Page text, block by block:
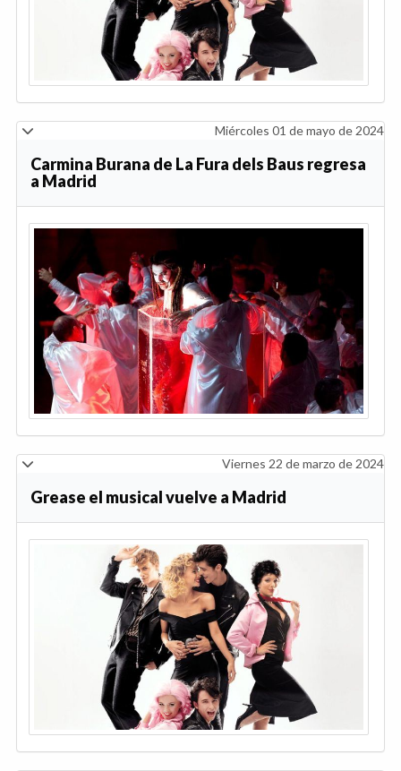
Miércoles 01 de mayo de 2024
Carmina Burana de La Fura dels Baus regresa
a Madrid
Viernes 22 de marzo de 2024
Grease el musical vuelve a Madrid